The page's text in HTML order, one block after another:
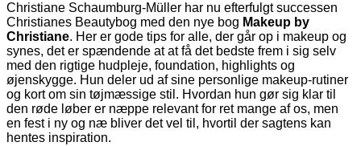
Christiane Schaumburg-Müller har nu efterfulgt successen
Christianes Beautybog med den nye bog Makeup by
Christiane. Her er gode tips for alle, der går op i makeup og
synes, det er spændende at at få det bedste frem i sig selv
med den rigtige hudpleje, foundation, highlights og
øjenskygge. Hun deler ud af sine personlige makeup-rutiner
og kort om sin tøjmæssige stil. Hvordan hun gør sig klar til
den røde løber er næppe relevant for ret mange af os, men
en fest i ny og næ bliver det vel til, hvortil der sagtens kan
hentes inspiration.